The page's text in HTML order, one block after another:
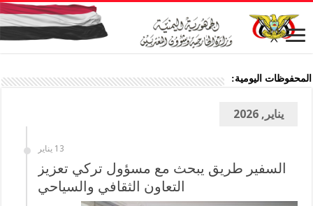
المحفوظات اليومية:
يناير, 2026
13 يناير
السفير طريق يبحث مع مسؤول تركي تعزيز
التعاون الثقافي والسياحي